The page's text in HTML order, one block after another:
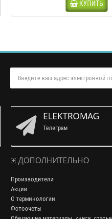
КУПИТЬ
ELEKTROMAG
Телеграм
ДОПОЛНИТЕЛЬНО
Производители
Акции
О терминологии
Фотоочеты